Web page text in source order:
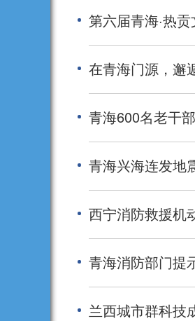
第六届青海·热
在青海门源，邂
青海600名老干
青海兴海连发地
西宁消防救援机
青海消防部门提
兰西城市群科技